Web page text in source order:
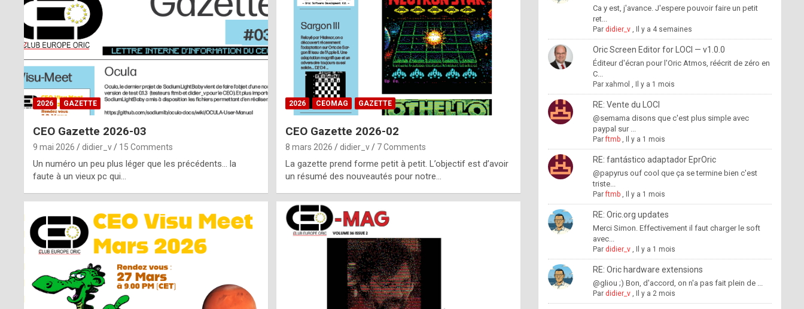
ff
2026 GAZETTE
CEO Gazette 2026-03
9 mai 2026 didier_v 15 Comments
Un numéro un peu plus léger que les précédents… la
faute à un vieux pc qui…
2026 CEOMAG GAZETTE
CEO Gazette 2026-02
8 mars 2026 didier_v 7 Comments
La gazette prend forme petit à petit. L’objectif est d’avoir
un résumé des nouveautés pour notre…
Ca y est, j'avance. J'espere pouvoir faire un petit
ret...
Par didier_v, Il y a 4 semaines
Oric Screen Editor for LOCI — v1.0.0
Éditeur d'écran pour l'Oric Atmos, réécrit de zéro en
C...
Par xahmol , Il y a 1 mois
RE: Vente du LOCI
@semama disons que c'est plus simple avec
paypal sur ...
Parftmb, Il y a 1 mois
RE: fantástico adaptador EprOric
@papyrus ouf cool que ça se termine bien c'est
triste...
Parftmb, Il y a 1 mois
RE: Oric.org updates
Merci Simon. Effectivement il faut charger le soft
avec...
Par didier_v, Il y a 1 mois
RE: Oric hardware extensions
@gliou ;) Bon, d'accord, on n'a pas fait plein de ...
Par didier_v, Il y a 2 mois